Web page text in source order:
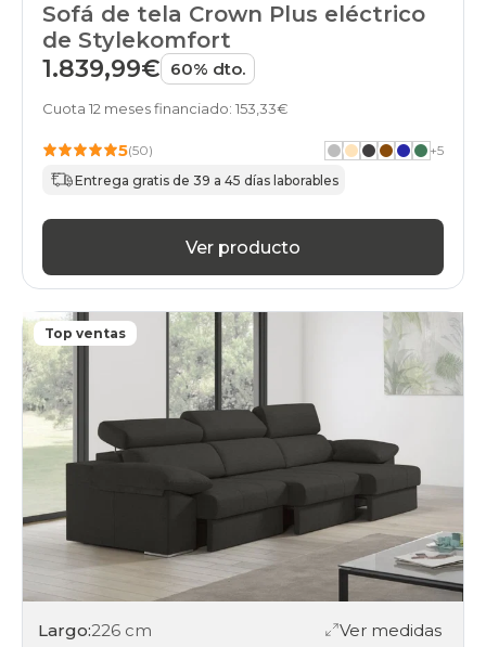
Sofá de tela Crown Plus eléctrico
de Stylekomfort
1.839,99€ 60% dto.
Cuota 12 meses financiado: 153,33€
5(50) +5
Entrega gratis de 39 a 45 días laborables
Ver producto
Top ventas
Largo:226 cm Ver medidas